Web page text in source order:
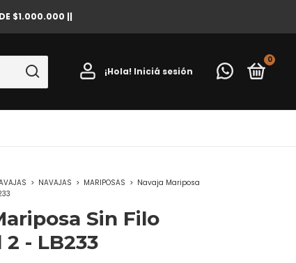
$1.000.000 ||
¡Hola! Iniciá sesión
0
> NAVAJAS > MARIPOSAS > Navaja Mariposa
Sin Filo
- LB233